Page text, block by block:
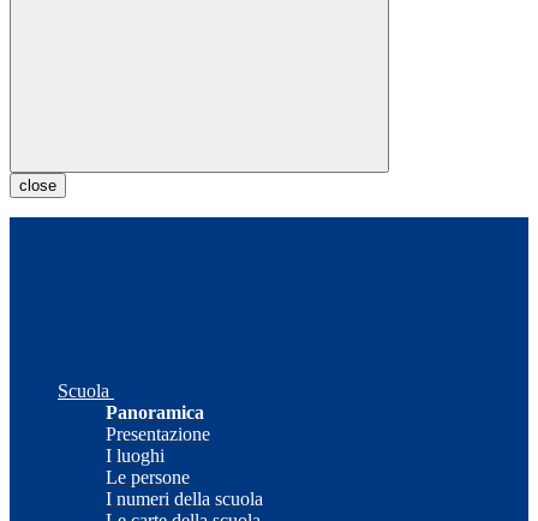
close
Scuola
Panoramica
Presentazione
I luoghi
Le persone
I numeri della scuola